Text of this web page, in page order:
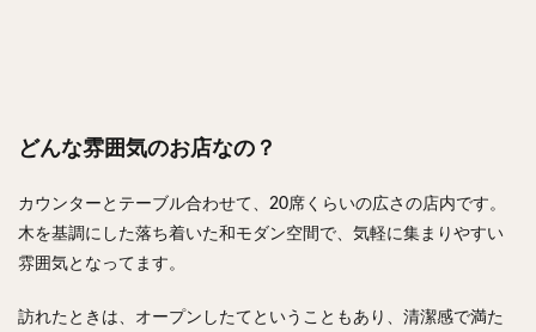
どんな雰囲気のお店なの？
カウンターとテーブル合わせて、20席くらいの広さの店内です。
木を基調にした落ち着いた和モダン空間で、気軽に集まりやすい
雰囲気となってます。
訪れたときは、オープンしたてということもあり、清潔感で満た